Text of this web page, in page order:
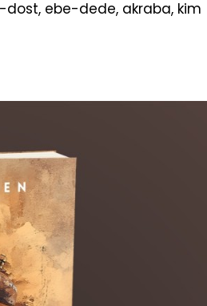
dost, ebe-dede, akraba, kim